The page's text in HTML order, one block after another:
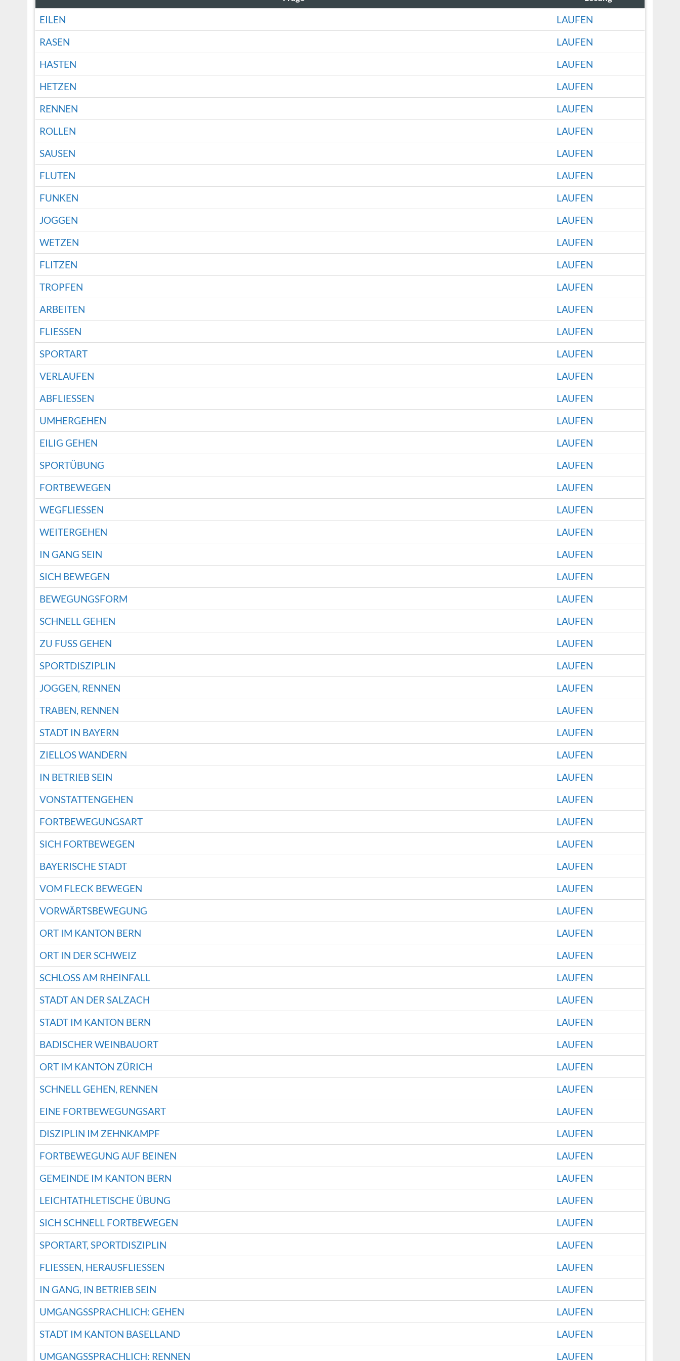
EILEN
LAUFEN
RASEN
LAUFEN
HASTEN
LAUFEN
HETZEN
LAUFEN
RENNEN
LAUFEN
ROLLEN
LAUFEN
SAUSEN
LAUFEN
FLUTEN
LAUFEN
FUNKEN
LAUFEN
JOGGEN
LAUFEN
WETZEN
LAUFEN
FLITZEN
LAUFEN
TROPFEN
LAUFEN
ARBEITEN
LAUFEN
FLIESSEN
LAUFEN
SPORTART
LAUFEN
VERLAUFEN
LAUFEN
ABFLIESSEN
LAUFEN
UMHERGEHEN
LAUFEN
EILIG GEHEN
LAUFEN
SPORTÜBUNG
LAUFEN
FORTBEWEGEN
LAUFEN
WEGFLIESSEN
LAUFEN
WEITERGEHEN
LAUFEN
IN GANG SEIN
LAUFEN
SICH BEWEGEN
LAUFEN
BEWEGUNGSFORM
LAUFEN
SCHNELL GEHEN
LAUFEN
ZU FUSS GEHEN
LAUFEN
SPORTDISZIPLIN
LAUFEN
JOGGEN, RENNEN
LAUFEN
TRABEN, RENNEN
LAUFEN
STADT IN BAYERN
LAUFEN
ZIELLOS WANDERN
LAUFEN
IN BETRIEB SEIN
LAUFEN
VONSTATTENGEHEN
LAUFEN
FORTBEWEGUNGSART
LAUFEN
SICH FORTBEWEGEN
LAUFEN
BAYERISCHE STADT
LAUFEN
VOM FLECK BEWEGEN
LAUFEN
VORWÄRTSBEWEGUNG
LAUFEN
ORT IM KANTON BERN
LAUFEN
ORT IN DER SCHWEIZ
LAUFEN
SCHLOSS AM RHEINFALL
LAUFEN
STADT AN DER SALZACH
LAUFEN
STADT IM KANTON BERN
LAUFEN
BADISCHER WEINBAUORT
LAUFEN
ORT IM KANTON ZÜRICH
LAUFEN
SCHNELL GEHEN, RENNEN
LAUFEN
EINE FORTBEWEGUNGSART
LAUFEN
DISZIPLIN IM ZEHNKAMPF
LAUFEN
FORTBEWEGUNG AUF BEINEN
LAUFEN
GEMEINDE IM KANTON BERN
LAUFEN
LEICHTATHLETISCHE ÜBUNG
LAUFEN
SICH SCHNELL FORTBEWEGEN
LAUFEN
SPORTART, SPORTDISZIPLIN
LAUFEN
FLIESSEN, HERAUSFLIESSEN
LAUFEN
IN GANG, IN BETRIEB SEIN
LAUFEN
UMGANGSSPRACHLICH: GEHEN
LAUFEN
STADT IM KANTON BASELLAND
LAUFEN
UMGANGSSPRACHLICH: RENNEN
LAUFEN